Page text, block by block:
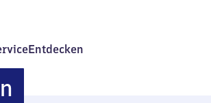
Entdecken
Hörlkofen